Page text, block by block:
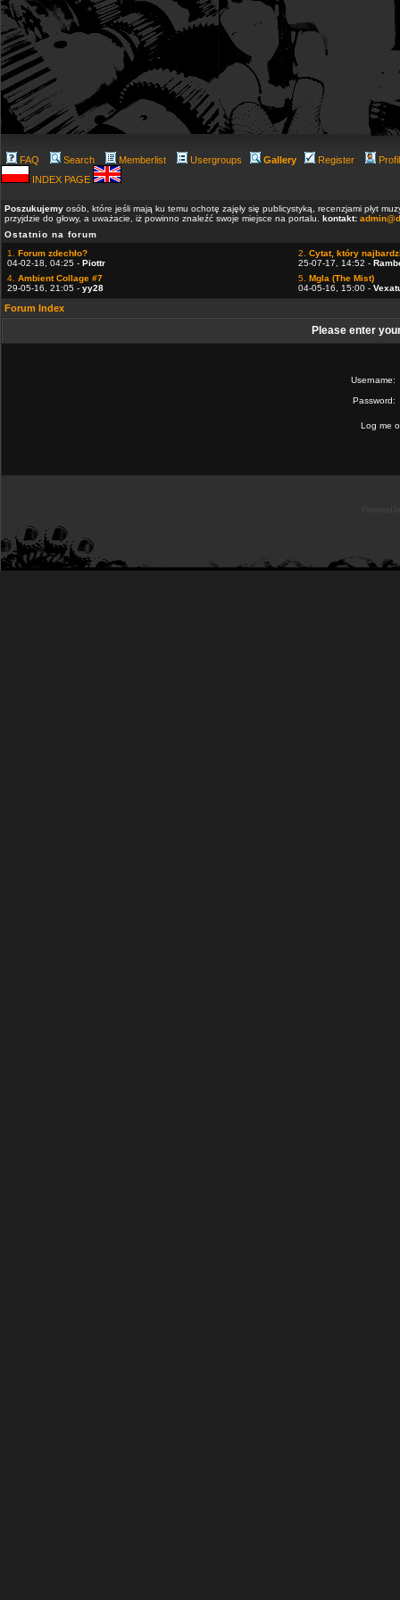
FAQ Search Memberlist Usergroups Gallery Register
INDEX PAGE
Poszukujemy osób, które jeśli mają ku temu ochotę zajęły się publicystyką, recenzjami płyt
przyjdzie do głowy, a uważacie, iż powinno znaleźć swoje miejsce na portalu. kontakt:
Ostatnio na forum
1. Forum zdechło?
04-02-18, 04:25 - Piottr
2. Cytat, który
25-07-17, 14:52 -
4. Ambient Collage #7
29-05-16, 21:05 - yy28
5. Mgla (The Mist)
04-05-16, 15:00 -
Forum Index
Please enter
Username:
Password:
Log me